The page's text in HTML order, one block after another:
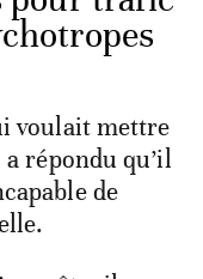
voulait mettre
répondu qu’il
de